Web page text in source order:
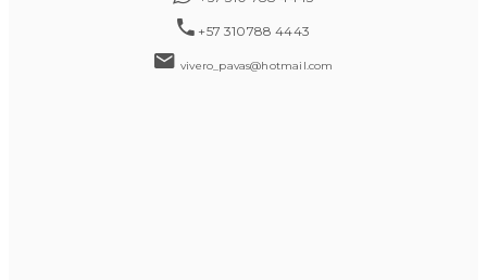
+57 310788 4443
vivero_pavas@hotmail.com